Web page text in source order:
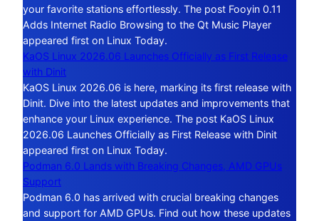
your favorite stations effortlessly. The post Fooyin 0.11
Adds Internet Radio Browsing to the Qt Music Player
appeared first on Linux Today.
KaOS Linux 2026.06 Launches Officially as First Release
with Dinit
KaOS Linux 2026.06 is here, marking its first release with
Dinit. Dive into the latest updates and improvements that
enhance your Linux experience. The post KaOS Linux
2026.06 Launches Officially as First Release with Dinit
appeared first on Linux Today.
Podman 6.0 Lands with Breaking Changes, AMD GPUs
Support
Podman 6.0 has arrived with crucial breaking changes
and support for AMD GPUs. Find out how these updates